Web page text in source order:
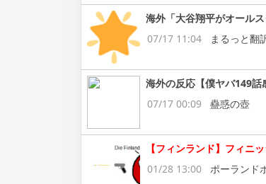
海外「大谷翔平がオール
07/17 11:04
まるっと翻
海外の反応【僕ヤバ149話
07/17 00:09
蠱惑の壺
【フィンランド】フィニ
01/28 13:00
ポーランド